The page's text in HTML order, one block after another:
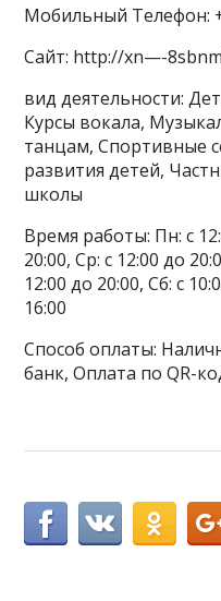
Мобильный Телефон:
Сайт: http://xn—-
вид деятельности:
Курсы вокала,
танцам, Спортивные
развития детей,
школы
Время работы: Пн: с
20:00, Ср: с 12:00 до
12:00 до 20:00, Сб: с
16:00
Способ оплаты:
банк, Оплата по QR-